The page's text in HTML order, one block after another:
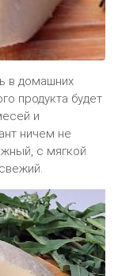
в домашних
продукта будет
и
ничем не
с мягкой